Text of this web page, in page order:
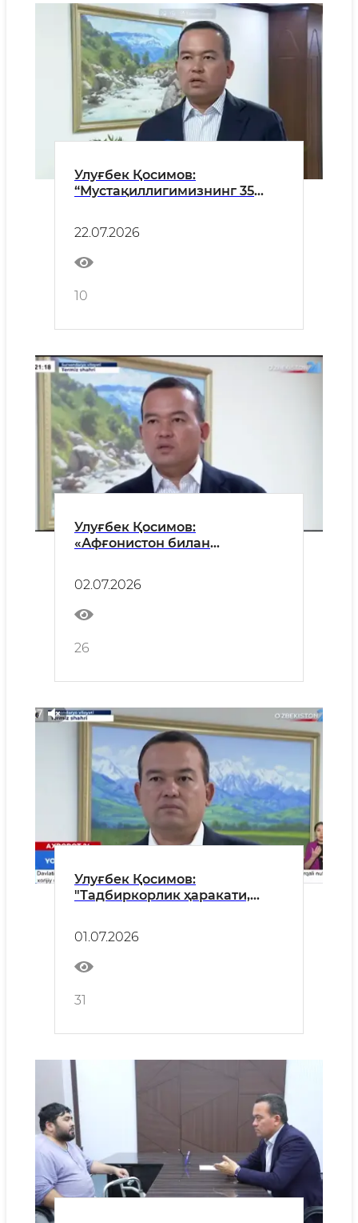
Улуғбек Қосимов:
“Мустақиллигимизнинг 35
туманлари аҳолисига ҳам
Тўпаланг сув омборидан
ичимлик суви етказиб бериш
бошланади.”
22.07.2026
10
Улуғбек Қосимов:
«Афғонистон билан
икки бараварга ошди»
02.07.2026
26
Улуғбек Қосимов:
"Тадбиркорлик ҳаракати,
ҳаби яратилади"
01.07.2026
31